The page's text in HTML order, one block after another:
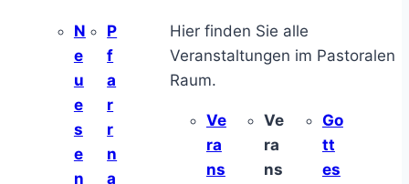
N
e
u
e
s
e
n
P
f
a
r
r
n
a
Hier finden Sie alle
Veranstaltungen im Pastoralen
Raum.
Ve
ra
ns
Ve
ra
ns
Go
tt
es